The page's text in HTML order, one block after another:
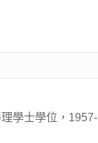
學士學位，